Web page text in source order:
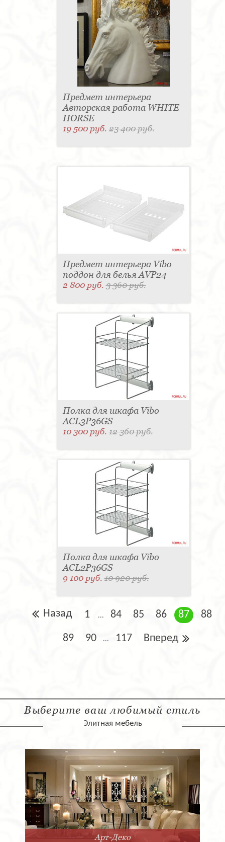
Предмет интерьера
Авторская работа WHITE
HORSE
19 500 руб.23 400 руб.
Предмет интерьера Vibo
поддон для белья AVP24
2 800 руб.3 360 руб.
Полка для шкафа Vibo
ACL3P36GS
10 300 руб.12 360 руб.
Полка для шкафа Vibo
ACL2P36GS
9 100 руб.10 920 руб.
Назад 1 ... 84 85 86 87 88
89 90 ... 117 Вперед
Выберите ваш любимый стиль
Элитная мебель
Арт-Деко